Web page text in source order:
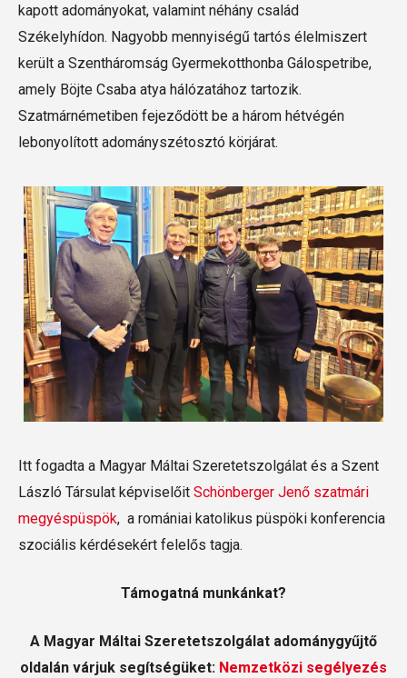
kapott adományokat, valamint néhány család
Székelyhídon. Nagyobb mennyiségű tartós élelmiszert
került a Szentháromság Gyermekotthonba Gálospetribe,
amely Böjte Csaba atya hálózatához tartozik.
Szatmárnémetiben fejeződött be a három hétvégén
lebonyolított adományszétosztó körjárat.
Itt fogadta a Magyar Máltai Szeretetszolgálat és a Szent
László Társulat képviselőit Schönberger Jenő szatmári
megyéspüspök, a romániai katolikus püspöki konferencia
szociális kérdésekért felelős tagja.
Támogatná munkánkat?
A Magyar Máltai Szeretetszolgálat adománygyűjtő
oldalán várjuk segítségüket: Nemzetközi segélyezés